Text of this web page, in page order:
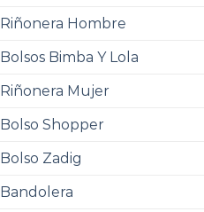
Riñonera Hombre
Bolsos Bimba Y Lola
Riñonera Mujer
Bolso Shopper
Bolso Zadig
Bandolera